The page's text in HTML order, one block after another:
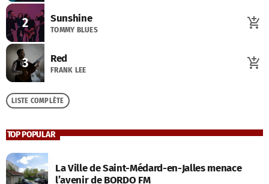
2 Sunshine
TOMMY BLUES add_shopping_cart
3 Red
FRANK LEE add_shopping_cart
LISTE COMPLÈTE
TOP POPULAR
La Ville de Saint-Médard-en-Jalles menace
l’avenir de BORDO FM